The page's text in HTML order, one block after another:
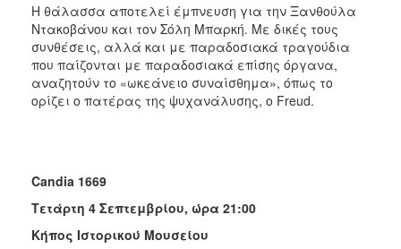
Η θάλασσα αποτελεί έμπνευση για την Ξανθούλα
Ντακοβάνου και τον Σόλη Μπαρκή. Με δικές τους
συνθέσεις, αλλά και με παραδοσιακά τραγούδια
που παίζονται με παραδοσιακά επίσης όργανα,
αναζητούν το «ωκεάνειο συναίσθημα», όπως το
ορίζει ο πατέρας της ψυχανάλυ­σης, ο Freud.
Candia 1669
Τετάρτη 4 Σεπτεμβρίου, ώρα 21:00
Κήπος Ιστορικού Μουσείου